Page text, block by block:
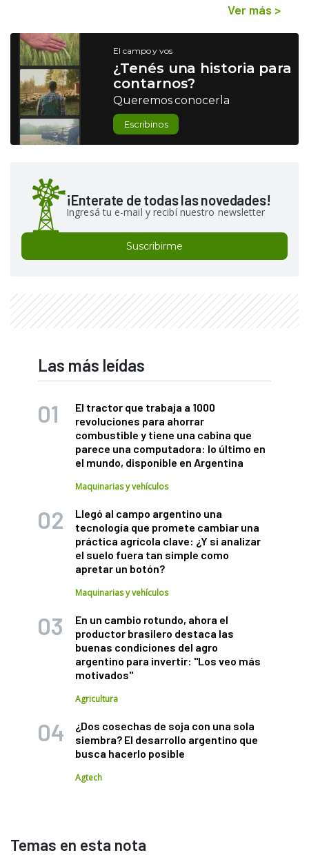
Ver más >
El campo y vos
¿Tenés una historia para
contarnos?
Queremos conocerla
Escribinos
¡Enterate de todas las novedades!
Ingresá tu e-mail y recibí nuestro newsletter
Suscribirme
Las más leídas
El tractor que trabaja a 1000
revoluciones para ahorrar
combustible y tiene una cabina que
parece una computadora: lo último en
el mundo, disponible en Argentina
Maquinarias y vehículos
Llegó al campo argentino una
tecnología que promete cambiar una
práctica agrícola clave: ¿Y si analizar
el suelo fuera tan simple como
apretar un botón?
Maquinarias y vehículos
En un cambio rotundo, ahora el
productor brasilero destaca las
buenas condiciones del agro
argentino para invertir: "Los veo más
motivados"
Agricultura
¿Dos cosechas de soja con una sola
siembra? El desarrollo argentino que
busca hacerlo posible
Agtech
Temas en esta nota